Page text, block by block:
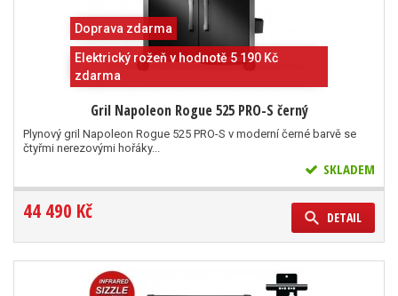
Doprava zdarma
Elektrický rožeň v hodnotě 5 190 Kč
zdarma
Gril Napoleon Rogue 525 PRO-S černý
Plynový gril Napoleon Rogue 525 PRO-S v moderní černé barvě se
čtyřmi nerezovými hořáky...
SKLADEM
44 490 Kč DETAIL